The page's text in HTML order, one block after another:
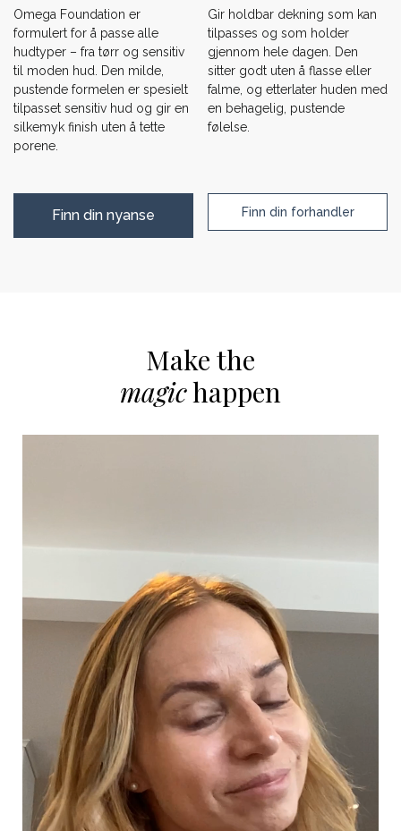
Omega Foundation er
formulert for å passe alle
hudtyper – fra tørr og sensitiv
til moden hud. Den milde,
pustende formelen er spesielt
tilpasset sensitiv hud og gir en
silkemyk finish uten å tette
porene.
Gir holdbar dekning som kan
tilpasses og som holder
gjennom hele dagen. Den
sitter godt uten å flasse eller
falme, og etterlater huden med
en behagelig, pustende
følelse.
Finn din nyanse Finn din forhandler
Make the
magichappen